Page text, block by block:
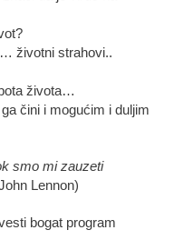
životni strahovi..
života…
čini i mogućim i duljim
smo mi zauzeti
Lennon)
bogat program